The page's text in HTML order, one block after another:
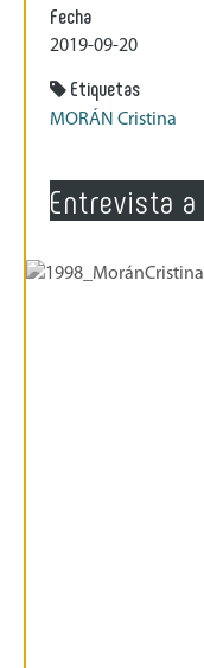
Fecha
2019-09-20
Etiquetas
MORÁN Cristina
Entrevista